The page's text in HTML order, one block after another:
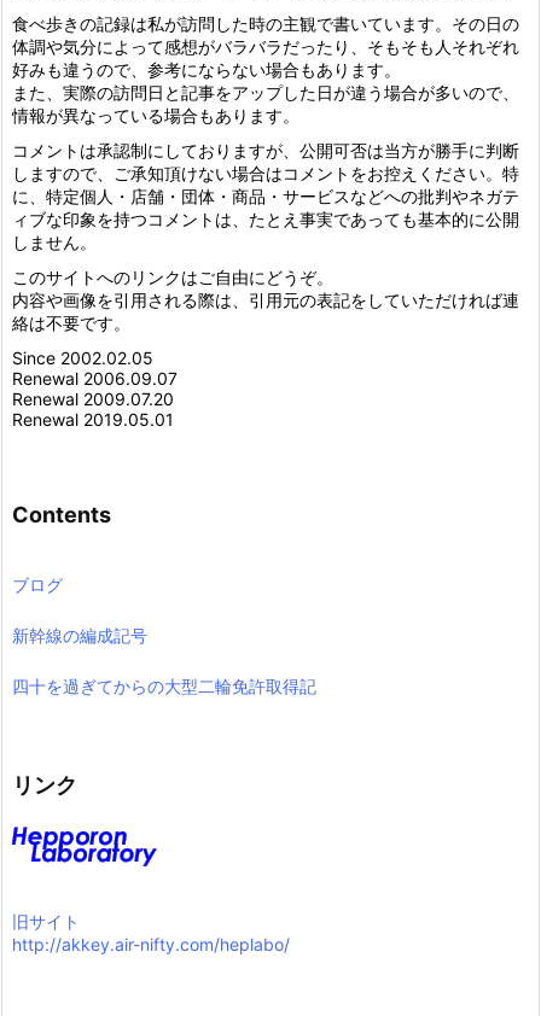
食べ歩きの記録は私が訪問した時の主観で書いています。その日の
体調や気分によって感想がバラバラだったり、そもそも人それぞれ
好みも違うので、参考にならない場合もあります。
また、実際の訪問日と記事をアップした日が違う場合が多いので、
情報が異なっている場合もあります。
コメントは承認制にしておりますが、公開可否は当方が勝手に判断
しますので、ご承知頂けない場合はコメントをお控えください。特
に、特定個人・店舗・団体・商品・サービスなどへの批判やネガテ
ィブな印象を持つコメントは、たとえ事実であっても基本的に公開
しません。
このサイトへのリンクはご自由にどうぞ。
内容や画像を引用される際は、引用元の表記をしていただければ連
絡は不要です。
Since 2002.02.05
Renewal 2006.09.07
Renewal 2009.07.20
Renewal 2019.05.01
Contents
ブログ
新幹線の編成記号
四十を過ぎてからの大型二輪免許取得記
リンク
旧サイト
http://akkey.air-nifty.com/heplabo/